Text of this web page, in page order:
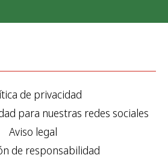
de privacidad
para nuestras redes sociales
Aviso legal
de responsabilidad